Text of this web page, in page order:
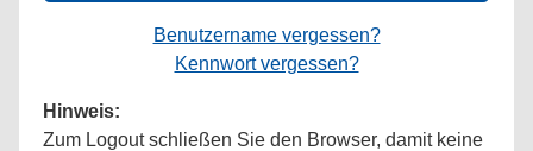
Benutzername vergessen?
Kennwort vergessen?
Hinweis:
Zum Logout schließen Sie den Browser, damit keine